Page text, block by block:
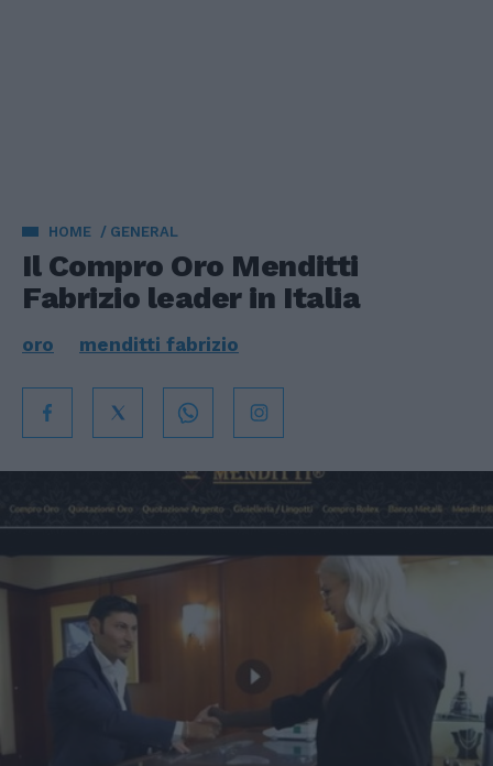
HOME GENERAL
Il Compro Oro Menditti
Fabrizio leader in Italia
oro menditti fabrizio